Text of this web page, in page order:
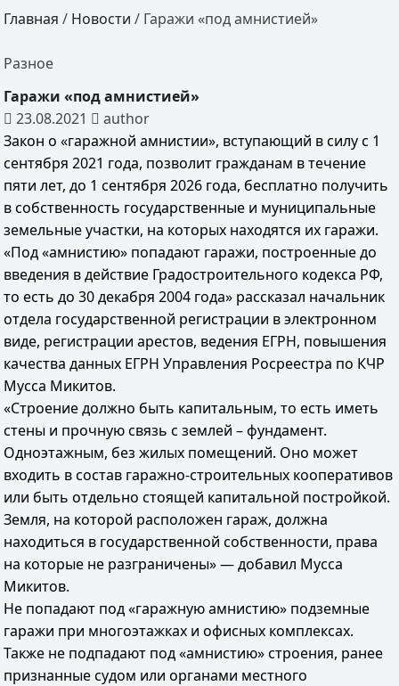
Главная / Новости / Гаражи «под амнистией»
Разное
Гаражи «под амнистией»
23.08.2021
author
Закон о «гаражной амнистии», вступающий в силу с 1
сентября 2021 года, позволит гражданам в течение
пяти лет, до 1 сентября 2026 года, бесплатно получить
в собственность государственные и муниципальные
земельные участки, на которых находятся их гаражи.
«Под «амнистию» попадают гаражи, построенные до
введения в действие Градостроительного кодекса РФ,
то есть до 30 декабря 2004 года» рассказал начальник
отдела государственной регистрации в электронном
виде, регистрации арестов, ведения ЕГРН, повышения
качества данных ЕГРН Управления Росреестра по КЧР
Мусса Микитов.
«Строение должно быть капитальным, то есть иметь
стены и прочную связь с землей – фундамент.
Одноэтажным, без жилых помещений. Оно может
входить в состав гаражно-строительных кооперативов
или быть отдельно стоящей капитальной постройкой.
Земля, на которой расположен гараж, должна
находиться в государственной собственности, права
на которые не разграничены» — добавил Мусса
Микитов.
Не попадают под «гаражную амнистию» подземные
гаражи при многоэтажках и офисных комплексах.
Также не подпадают под «амнистию» строения, ранее
признанные судом или органами местного